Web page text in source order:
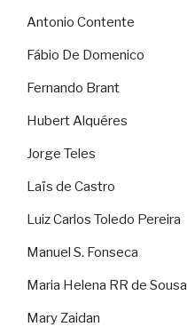
Antonio Contente
Fábio De Domenico
Fernando Brant
Hubert Alquéres
Jorge Teles
Laïs de Castro
Luiz Carlos Toledo Pereira
Manuel S. Fonseca
Maria Helena RR de Sousa
Mary Zaidan